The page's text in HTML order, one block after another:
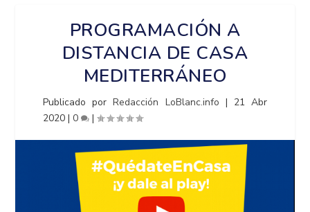
PROGRAMACIÓN A
DISTANCIA DE CASA
MEDITERRÁNEO
Publicado porRedacción LoBlanc.info | 21 Abr
2020 |0 |